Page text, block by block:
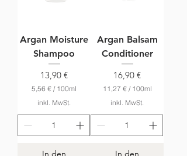
Argan Moisture
Shampoo
Preis
13,90 €
5,56 € / 100ml
5
,
5
6
p
inkl. MwSt.
In den
Argan Balsam
Conditioner
Preis
16,90 €
11,27 € / 100ml
1
1
,
2
7
€
inkl. MwSt.
In den